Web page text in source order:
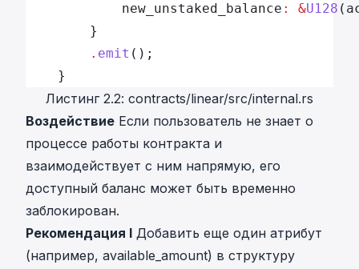
			new_unstaked_balance
: &U128
		}
		.
emit ();
	}
Листинг 2.2: contracts/linear/src/internal.rs
Воздействие Если пользователь не знает о
процессе работы контракта и
взаимодействует с ним напрямую, его
доступный баланс может быть временно
заблокирован.
Рекомендация I Добавить еще один атрибут
(например, available_amount) в структуру